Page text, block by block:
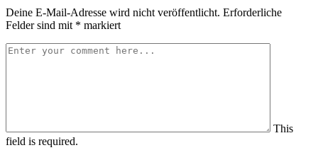
Deine E-Mail-Adresse wird nicht veröffentlicht. Erforderliche
Felder sind mit * markiert
This
field is required.